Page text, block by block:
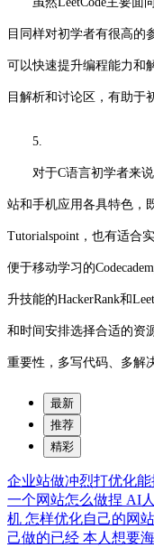
目同样对初学者有很高的
可以快速提升编程能力和
目解析和讨论区，有助于
5.
对于C语言初学者来说
站和手机应用各具特色，
Tutorialspoint，也有适合
便于移动学习的
升技能的HackerRank和
和时间安排选择合适的资
重要性，多写代码、多解
最新
推荐
精彩
企业站做冲烈打优化
一个网站怎么做捏 AI
机 怎样优化自己的网
己做的已经 本人想要